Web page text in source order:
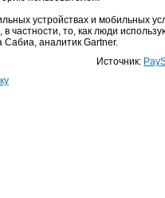
устройствах и мобильных
частности, то, как люди
аналитик Gartner.
Источник: